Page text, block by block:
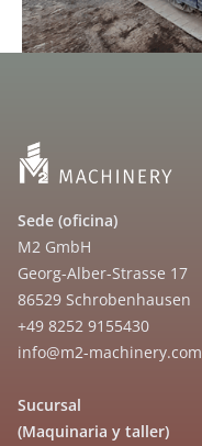
Sede (oficina)
M2 GmbH
Georg-Alber-Strasse 17
86529 Schrobenhausen
+49 8252 9155430
info@m2-machinery.com
Sucursal
(Maquinaria y taller)